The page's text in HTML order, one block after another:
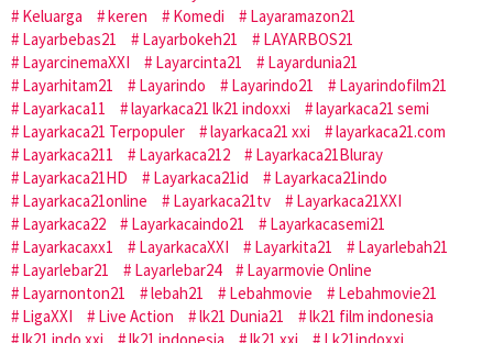
Keluarga
keren Komedi
Layaramazon21
Layarbebas21
Layarbokeh21
LAYARBOS21
LayarcinemaXXI
Layarcinta21
Layardunia21
Layarhitam21
Layarindo Layarindo21
Layarindofilm21
Layarkaca11
layarkaca21 lk21 indoxxi
layarkaca21 semi
Layarkaca21 Terpopuler
layarkaca21 xxi
layarkaca21.com
Layarkaca211
Layarkaca212
Layarkaca21Bluray
Layarkaca21HD
Layarkaca21id
Layarkaca21indo
Layarkaca21online
Layarkaca21tv
Layarkaca21XXI
Layarkaca22
Layarkacaindo21
Layarkacasemi21
Layarkacaxx1
LayarkacaXXI Layarkita21
Layarlebah21
Layarlebar21
Layarlebar24
Layarmovie Online
Layarnonton21
lebah21 Lebahmovie
Lebahmovie21
LigaXXI
Live Action lk21 Dunia21
lk21 film indonesia